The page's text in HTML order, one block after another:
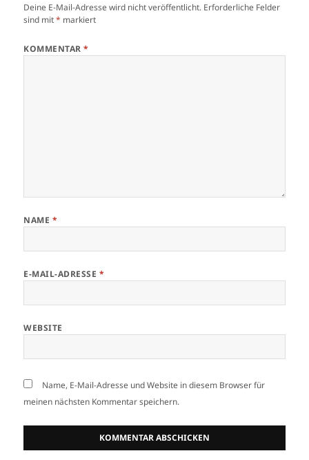
Deine E-Mail-Adresse wird nicht veröffentlicht. Erforderliche Felder
sind mit* markiert
KOMMENTAR*
NAME *
E-MAIL-ADRESSE *
WEBSITE
Name, E-Mail-Adresse und Website in diesem Browser für
meinen nächsten Kommentar speichern.